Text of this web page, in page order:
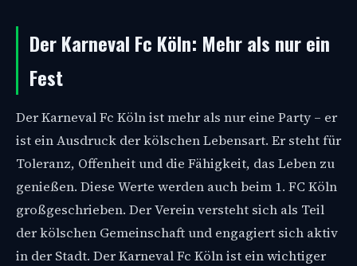
Der Karneval Fc Köln: Mehr als nur ein
Fest
Der Karneval Fc Köln ist mehr als nur eine Party – er
ist ein Ausdruck der kölschen Lebensart. Er steht für
Toleranz, Offenheit und die Fähigkeit, das Leben zu
genießen. Diese Werte werden auch beim 1. FC Köln
großgeschrieben. Der Verein versteht sich als Teil
der kölschen Gemeinschaft und engagiert sich aktiv
in der Stadt. Der Karneval Fc Köln ist ein wichtiger